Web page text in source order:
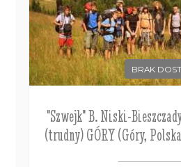
BRAK
"Szwejk" B. Niski-
(trudny) GÓRY (Góry,